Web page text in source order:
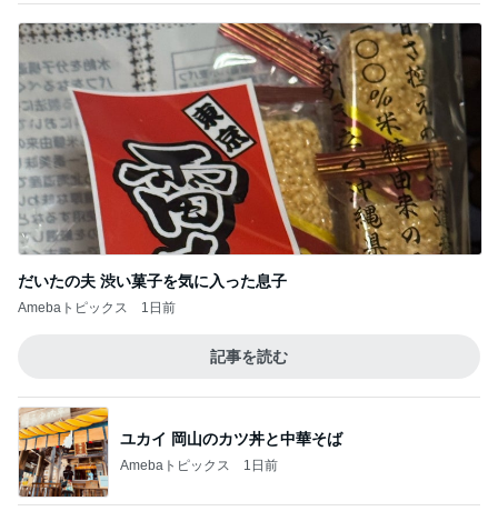
だいたの夫 渋い菓子を気に入った息子
Amebaトピックス 1日前
記事を読む
ユカイ 岡山のカツ丼と中華そば
Amebaトピックス 1日前